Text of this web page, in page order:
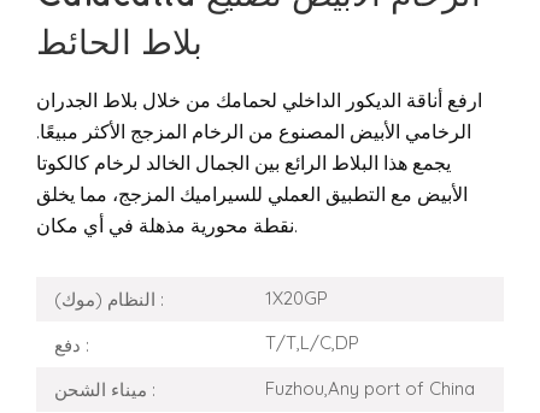
بلاط الحائط
ارفع أناقة الديكور الداخلي لحمامك من خلال بلاط الجدران
الرخامي الأبيض المصنوع من الرخام المزجج الأكثر مبيعًا.
يجمع هذا البلاط الرائع بين الجمال الخالد لرخام كالكوتا
الأبيض مع التطبيق العملي للسيراميك المزجج، مما يخلق
نقطة محورية مذهلة في أي مكان.
النظام (موك) : 1X20GP
دفع : T/T,L/C,DP
ميناء الشحن : Fuzhou,Any port of China